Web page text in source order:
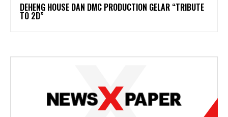
DEHENG HOUSE DAN DMC PRODUCTION GELAR “TRIBUTE
TO 2D”